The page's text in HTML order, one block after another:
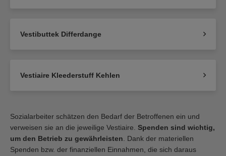
Vestibuttek Differdange
Vestiaire Kleederstuff Kehlen
Sozialarbeiter schätzen den Bedarf der Betroffenen ein und
verweisen sie an die jeweilige Vestiaire. Spenden sind wichtig,
um den Betrieb zu gewährleisten . Dank der materiellen
Spenden bzw. der finanziellen Einnahmen, die sich daraus